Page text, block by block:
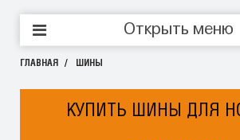
Открыть меню
ГЛАВНАЯ ШИНЫ
КУПИТЬ ШИНЫ ДЛЯ